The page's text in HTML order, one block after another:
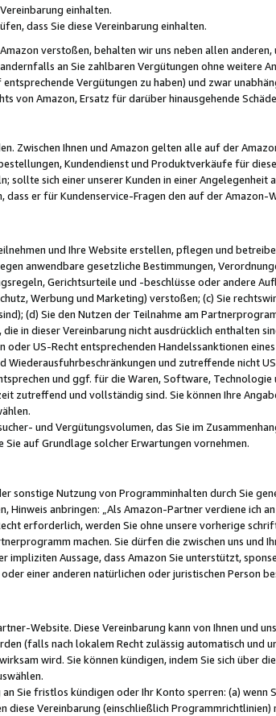
einhalten.
dass Sie diese Vereinbarung einhalten.
verstoßen, behalten wir uns neben allen anderen,
an Sie zahlbaren Vergütungen ohne weitere
Vergütungen zu haben) und zwar
von Amazon, Ersatz für darüber hinausgehende
Zwischen Ihnen und Amazon gelten alle auf der
Kundendienst und Produktverkäufe für
sich einer unserer Kunden in einer Angelegenheit
er für Kundenservice-Fragen den auf der Amazon-
und Ihre Website erstellen, pflegen und
anwendbare gesetzliche Bestimmungen,
Gerichtsurteile und -beschlüsse oder andere
Werbung und Marketing) verstoßen; (c) Sie
(d) Sie den Nutzen der Teilnahme am
in dieser Vereinbarung nicht ausdrücklich enthalten
US-Recht entsprechenden Handelssanktionen eines
und zutreffende nicht
und ggf. für die Waren, Software, Technologie
zutreffend und vollständig sind. Sie können Ihre
und Vergütungsvolumen, das Sie im
auf Grundlage solcher Erwartungen vornehmen.
sonstige Nutzung von Programminhalten durch Sie
Hinweis anbringen: „Als Amazon-Partner verdiene ich
erforderlich, werden Sie ohne unsere vorherige
machen. Sie dürfen die zwischen uns und
impliziten Aussage, dass Amazon Sie unterstützt,
einer anderen natürlichen oder juristischen Person
Website. Diese Vereinbarung kann von Ihnen und
(falls nach lokalem Recht zulässig automatisch und
wird. Sie können kündigen, indem Sie sich über
Sie fristlos kündigen oder Ihr Konto sperren: (a) wenn
Vereinbarung (einschließlich Programmrichtlinien)